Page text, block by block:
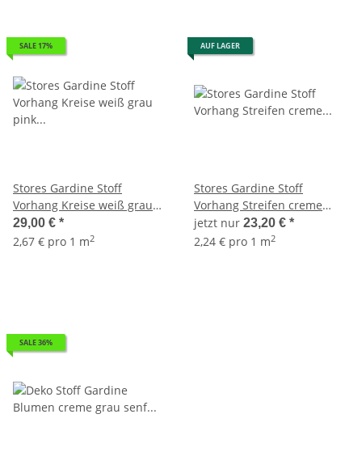
SALE 17%
Stores Gardine Stoff
Vorhang Kreise weiß grau
pink transparent, Reststück
3,75 m
29,00 € *
2,67 € pro 1 m2
AUF LAGER
Stores Gardine Stoff
Vorhang Streifen creme
apfelgrün transparent,
Reststück 3,7 m
jetzt nur 23,20 € *
2,24 € pro 1 m2
SALE 36%